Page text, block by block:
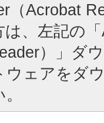
（Acrobat
、左記の
）」ダ
ウェアをダ